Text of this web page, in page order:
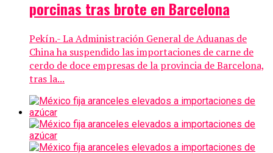
porcinas tras brote en Barcelona
Pekín.- La Administración General de Aduanas de
China ha suspendido las importaciones de carne de
cerdo de doce empresas de la provincia de Barcelona,
tras la...